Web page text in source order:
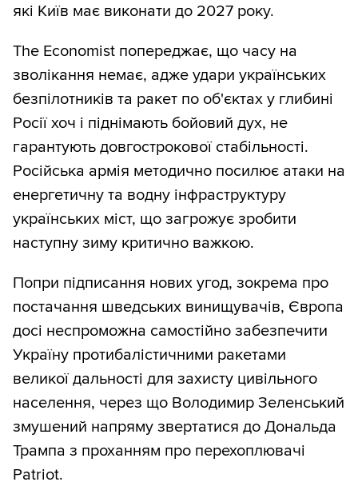
які Київ має виконати до 2027 року.
The Economist попереджає, що часу на
зволікання немає, адже удари українських
безпілотників та ракет по об'єктах у глибині
Росії хоч і піднімають бойовий дух, не
гарантують довгострокової стабільності.
Російська армія методично посилює атаки на
енергетичну та водну інфраструктуру
українських міст, що загрожує зробити
наступну зиму критично важкою.
Попри підписання нових угод, зокрема про
постачання шведських винищувачів, Європа
досі неспроможна самостійно забезпечити
Україну протибалістичними ракетами
великої дальності для захисту цивільного
населення, через що Володимир Зеленський
змушений напряму звертатися до Дональда
Трампа з проханням про перехоплювачі
Patriot.